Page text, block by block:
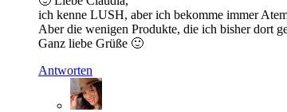
ich kenne LUSH, aber ich bekomme immer
Aber die wenigen Produkte, die ich bisher dort
Ganz liebe Grüße 🙂
Antworten